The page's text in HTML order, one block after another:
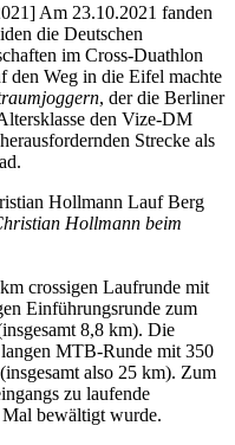
Am 23.10.2021 fanden
die Deutschen
im Cross-Duathlon
den Weg in die Eifel machte
, der die Berliner
den Vize-DM
Strecke als
Hollmann beim
crossigen Laufrunde mit
Einführungsrunde zum
8,8 km). Die
langen MTB-Runde mit 350
also 25 km). Zum
zu laufende
bewältigt wurde.